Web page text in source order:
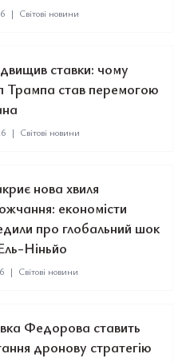
| Світові новини
ставки: чому
Трампа став перемогою
| Світові новини
нова хвиля
економісти
про глобальний шок
Ніньйо
| Світові новини
Федорова ставить
дронову стратегію